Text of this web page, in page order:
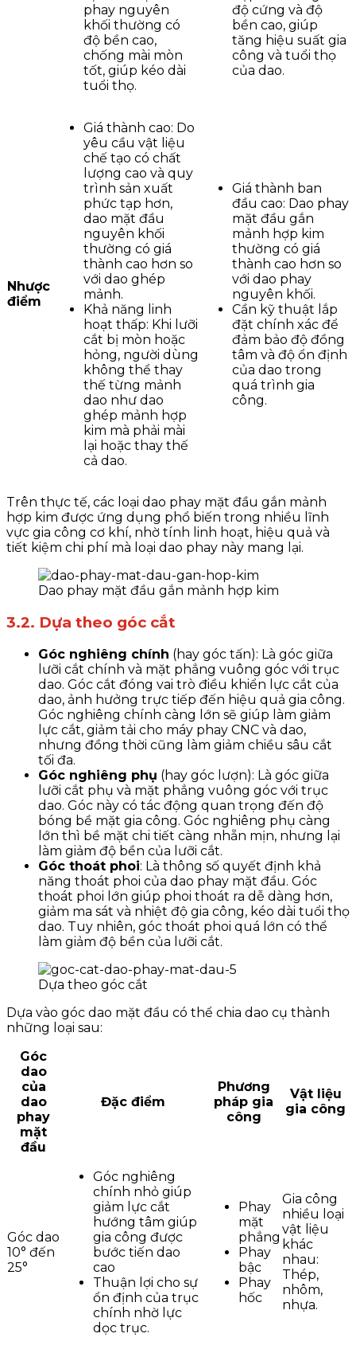
phay nguyên
khối thường có
độ bền cao,
chống mài mòn
tốt, giúp kéo dài
tuổi thọ.
độ cứng và độ
bền cao, giúp
tăng hiệu suất gia
công và tuổi thọ
của dao.
Nhược
điểm
Giá thành cao: Do
yêu cầu vật liệu
chế tạo có chất
lượng cao và quy
trình sản xuất
phức tạp hơn,
dao mặt đầu
nguyên khối
thường có giá
thành cao hơn so
với dao ghép
mảnh.
Khả năng linh
hoạt thấp: Khi lưỡi
cắt bị mòn hoặc
hỏng, người dùng
không thể thay
thế từng mảnh
dao như dao
ghép mảnh hợp
kim mà phải mài
lại hoặc thay thế
cả dao.
Giá thành ban
đầu cao: Dao phay
mặt đầu gắn
mảnh hợp kim
thường có giá
thành cao hơn so
với dao phay
nguyên khối.
Cần kỹ thuật lắp
đặt chính xác để
đảm bảo độ đồng
tâm và độ ổn định
của dao trong
quá trình gia
công.
Trên thực tế, các loại dao phay mặt đầu gắn mảnh
hợp kim được ứng dụng phổ biến trong nhiều lĩnh
vực gia công cơ khí, nhờ tính linh hoạt, hiệu quả và
tiết kiệm chi phí mà loại dao phay này mang lại.
Dao phay mặt đầu gắn mảnh hợp kim
3.2. Dựa theo góc cắt
Góc nghiêng chính (hay góc tấn): Là góc giữa
lưỡi cắt chính và mặt phẳng vuông góc với trục
dao. Góc cắt đóng vai trò điều khiển lực cắt của
dao, ảnh hưởng trực tiếp đến hiệu quả gia công.
Góc nghiêng chính càng lớn sẽ giúp làm giảm
lực cắt, giảm tải cho máy phay CNC và dao,
nhưng đồng thời cũng làm giảm chiều sâu cắt
tối đa.
Góc nghiêng phụ (hay góc lượn): Là góc giữa
lưỡi cắt phụ và mặt phẳng vuông góc với trục
dao. Góc này có tác động quan trọng đến độ
bóng bề mặt gia công. Góc nghiêng phụ càng
lớn thì bề mặt chi tiết càng nhẵn mịn, nhưng lại
làm giảm độ bền của lưỡi cắt.
Góc thoát phoi: Là thông số quyết định khả
năng thoát phoi của dao phay mặt đầu. Góc
thoát phoi lớn giúp phoi thoát ra dễ dàng hơn,
giảm ma sát và nhiệt độ gia công, kéo dài tuổi thọ
dao. Tuy nhiên, góc thoát phoi quá lớn có thể
làm giảm độ bền của lưỡi cắt.
Dựa theo góc cắt
Dựa vào góc dao mặt đầu có thể chia dao cụ thành
những loại sau:
Góc
dao
của
dao
phay
mặt
đầu
Đặc điểm
Phương
pháp gia
công
Vật liệu
gia công
Góc dao
10° đến
25°
Góc nghiêng
chính nhỏ giúp
giảm lực cắt
hướng tâm giúp
gia công được
bước tiến dao
cao
Thuận lợi cho sự
ổn định của trục
chính nhờ lực
dọc trục.
Phay
mặt
phẳng
Phay
bậc
Phay
hốc
Gia công
nhiều loại
vật liệu
khác
nhau:
Thép,
nhôm,
nhựa.